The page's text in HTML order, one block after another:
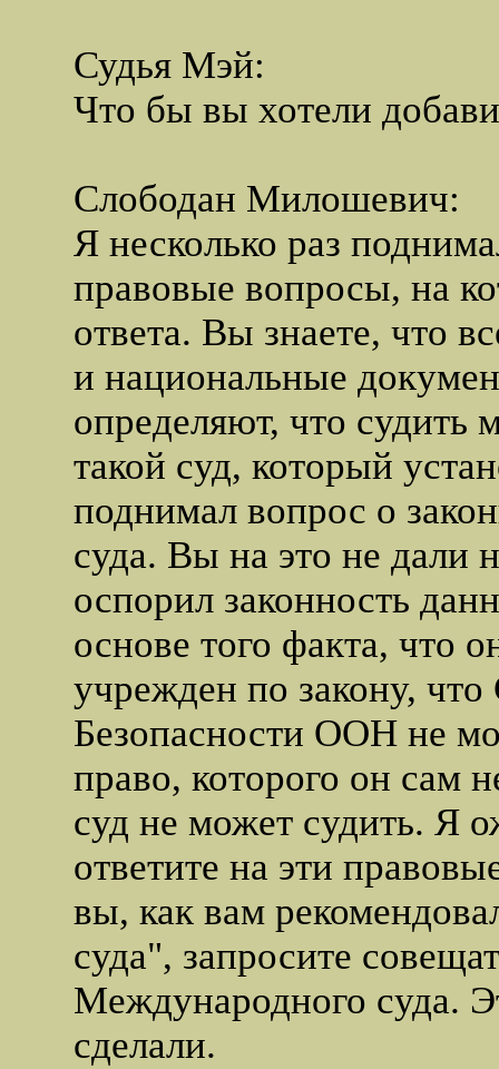
Судья Мэй:
Что бы вы хотели
Слободан Милошевич:
Я несколько раз
правовые вопросы, на
ответа. Вы знаете, что
и национальные
определяют, что судить
такой суд, который
поднимал вопрос о
суда. Вы на это не дали
оспорил законность
основе того факта, что
учрежден по закону, что
Безопасности ООН не
право, которого он сам
суд не может судить. Я
ответите на эти
вы, как вам
суда", запросите
Международного суда.
сделали.